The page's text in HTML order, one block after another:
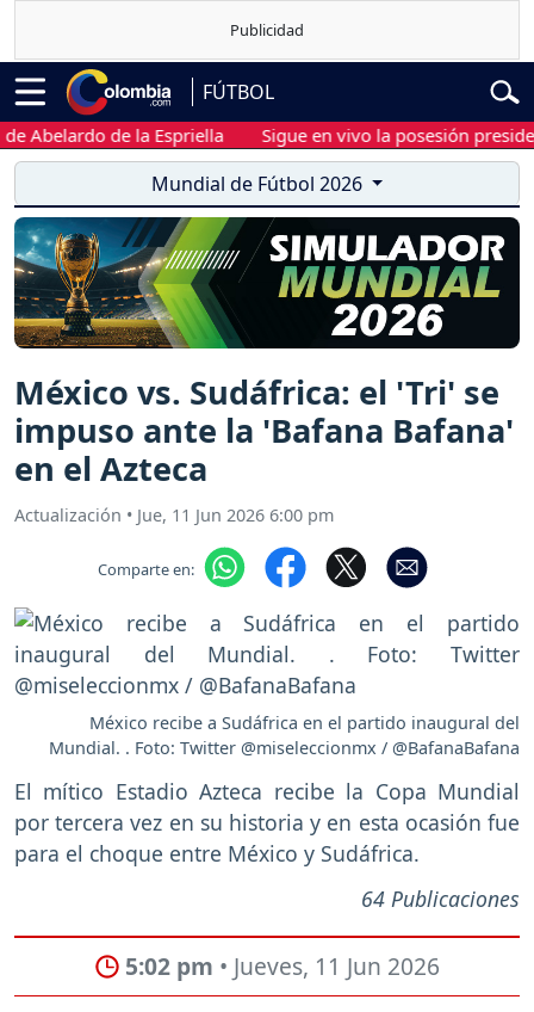
FÚTBOL
de la Espriella Sigue en vivo la posesión presidencial
Mundial de Fútbol 2026
México vs. Sudáfrica: el 'Tri' se
impuso ante la 'Bafana Bafana'
en el Azteca
Actualización • Jue, 11 Jun 2026 6:00 pm
Comparte en:
México recibe a Sudáfrica en el partido inaugural del
Mundial. . Foto: Twitter @miseleccionmx / @BafanaBafana
El mítico Estadio Azteca recibe la Copa Mundial
por tercera vez en su historia y en esta ocasión fue
para el choque entre México y Sudáfrica.
64 Publicaciones
5:02 pm • Jueves, 11 Jun 2026